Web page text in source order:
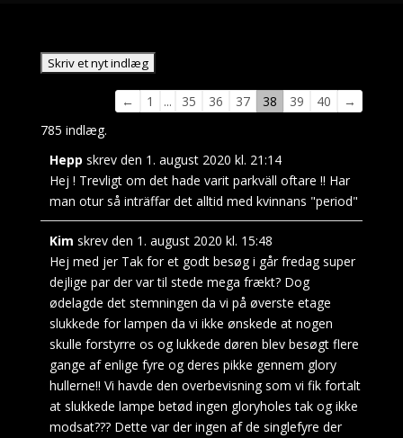
Navigation
← 1 ... 35 36 37 38 39 40
→
785 indlæg.
Hepp skrev den 1. august 2020 kl. 21:14
Hej ! Trevligt om det hade varit parkväll oftare !! Har
man otur så inträffar det alltid med kvinnans "period"
Kim skrev den 1. august 2020 kl. 15:48
Hej med jer Tak for et godt besøg i går fredag super
dejlige par der var til stede mega frækt? Dog
ødelagde det stemningen da vi på øverste etage
slukkede for lampen da vi ikke ønskede at nogen
skulle forstyrre os og lukkede døren blev besøgt flere
gange af enlige fyre og deres pikke gennem glory
hullerne!! Vi havde den overbevisning som vi fik fortalt
at slukkede lampe betød ingen gloryholes tak og ikke
modsat??? Dette var der ingen af de singlefyre der